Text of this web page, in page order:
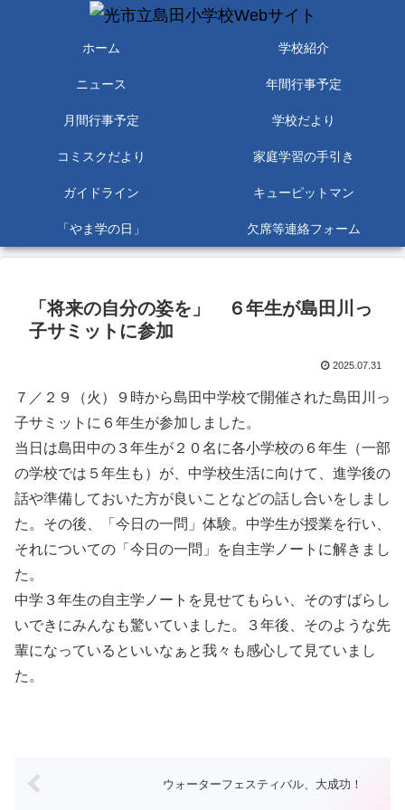
ホーム 学校紹介
ニュース 年間行事予定
月間行事予定 学校だより
コミスクだより 家庭学習の手引き
ガイドライン キューピットマン
「やま学の日」 欠席等連絡フォーム
「将来の自分の姿を」 ６年生が島田川っ
子サミットに参加
2025.07.31
７／２９（火）９時から島田中学校で開催された島田川っ
子サミットに６年生が参加しました。
当日は島田中の３年生が２０名に各小学校の６年生（一部
の学校では５年生も）が、中学校生活に向けて、進学後の
話や準備しておいた方が良いことなどの話し合いをしまし
た。その後、「今日の一問」体験。中学生が授業を行い、
それについての「今日の一問」を自主学ノートに解きまし
た。
中学３年生の自主学ノートを見せてもらい、そのすばらし
いできにみんなも驚いていました。３年後、そのような先
輩になっているといいなぁと我々も感心して見ていまし
た。
ウォーターフェスティバル、大成功！